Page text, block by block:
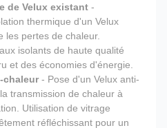
de Velux existant -
thermique d'un Velux
les pertes de chaleur.
isolants de haute qualité
et des économies d'énergie.
chaleur- Pose d'un Velux anti-
transmission de chaleur à
Utilisation de vitrage
réfléchissant pour un